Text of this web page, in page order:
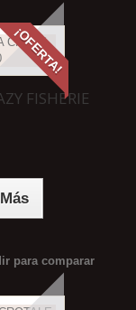
¡OFERTA!
FISHERIE
Más
para comparar